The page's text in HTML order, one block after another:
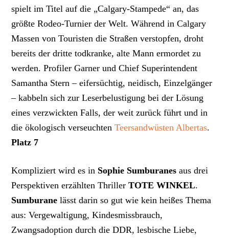
spielt im Titel auf die „Calgary-Stampede“ an, das
größte Rodeo-Turnier der Welt. Während in Calgary
Massen von Touristen die Straßen verstopfen, droht
bereits der dritte todkranke, alte Mann ermordet zu
werden. Profiler Garner und Chief Superintendent
Samantha Stern – eifersüchtig, neidisch, Einzelgänger
– kabbeln sich zur Leserbelustigung bei der Lösung
eines verzwickten Falls, der weit zurück führt und in
die ökologisch verseuchtenTeersandwüsten Albertas.
Platz 7
Kompliziert wird es in Sophie Sumburanes aus drei
Perspektiven erzählten ThrillerTOTE WINKEL.
Sumburane lässt darin so gut wie kein heißes Thema
aus: Vergewaltigung, Kindesmissbrauch,
Zwangsadoption durch die DDR, lesbische Liebe,